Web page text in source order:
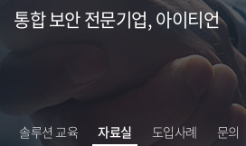
통합 보안 전문기업, 아이티언
솔루션 교육 자료실 도입사례 문의